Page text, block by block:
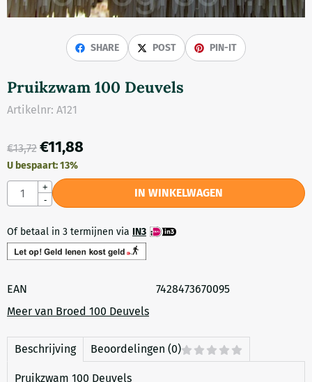
SHARE POST PIN-IT
Pruikzwam 100 Deuvels
Artikelnr: A121
€13,72 €11,88
U bespaart:13%
Aantal
+
-
IN WINKELWAGEN
Of betaal in 3 termijnen via IN3
EAN
7428473670095
Meer van Broed 100 Deuvels
Beschrijving Beoordelingen (0)
Pruikzwam 100 Deuvels